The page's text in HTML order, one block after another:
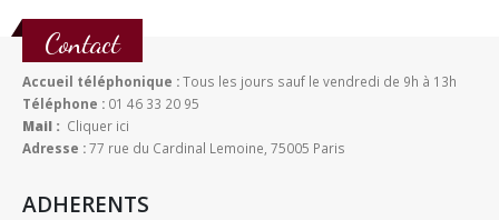
Contact
Accueil téléphonique :Tous les jours sauf le vendredi de 9h à 13h
Téléphone : 01 46 33 20 95
Mail : Cliquer ici
Adresse :77 rue du Cardinal Lemoine, 75005 Paris
ADHERENTS